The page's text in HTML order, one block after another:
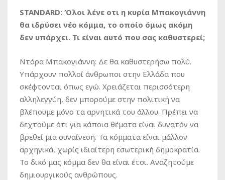
STANDARD: Όλοι λένε οτι η κυρία Μπακογιάννη
θα ιδρύσει νέο κόμμα, το οποίο όμως ακόμη
δεν υπάρχει. Τι είναι αυτό που σας καθυστερεί;
Ντόρα Μπακογιάννη: Δε θα καθυστερήσω πολύ.
Υπάρχουν πολλοί άνθρωποι στην Ελλάδα που
σκέφτονται όπως εγώ. Χρειάζεται περισσότερη
αλληλεγγύη, δεν μπορούμε στην πολιτική να
βλέπουμε μόνο τα αρνητικά του άλλου. Πρέπει να
δεχτούμε ότι για κάποια θέματα είναι δυνατόν να
βρεθεί μια συναίνεση. Τα κόμματα είναι μάλλον
αρχηγικά, χωρίς ιδιαίτερη εσωτερική δημοκρατία.
Το δικό μας κόμμα δεν θα είναι έτσι. Αναζητούμε
δημιουργικούς ανθρώπους.